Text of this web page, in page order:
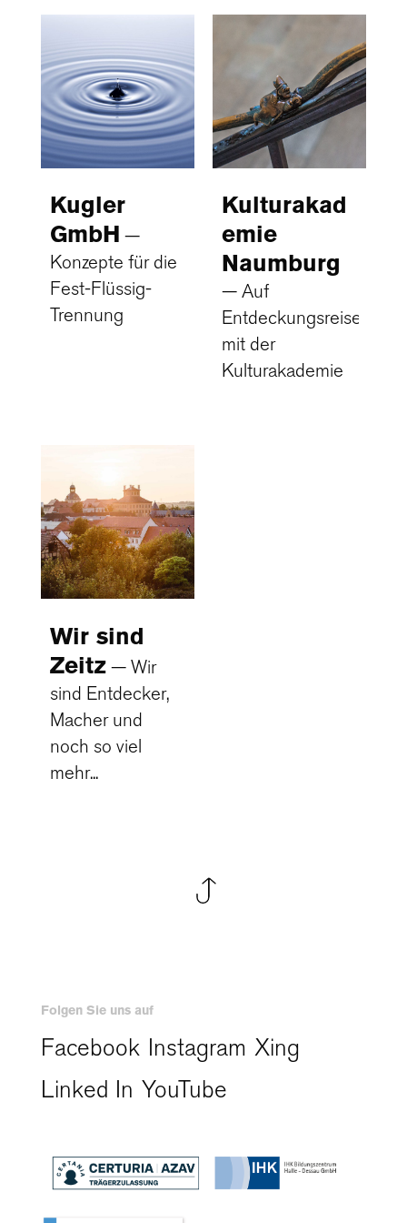
Kugler
GmbH
Konzepte für die
Fest-Flüssig-
Trennung
Kulturakad
emie
Naumburg
Auf
Entdeckungsreise
mit der
Kulturakademie
Wir sind
Zeitz
Wir
sind Entdecker,
Macher und
noch so viel
mehr...
Folgen Sie uns auf
Facebook Instagram Xing
Linked In YouTube